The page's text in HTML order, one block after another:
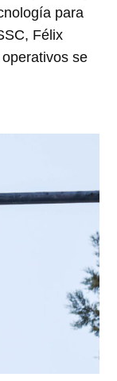
para
Félix
se